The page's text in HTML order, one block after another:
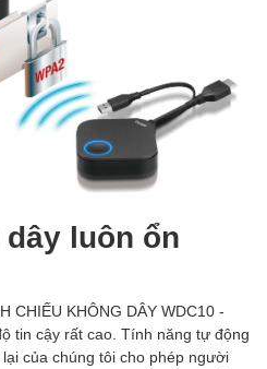
luôn ổn
CHIẾU KHÔNG DÂY WDC10 -
tin cậy rất cao. Tính năng tự động
của chúng tôi cho phép người